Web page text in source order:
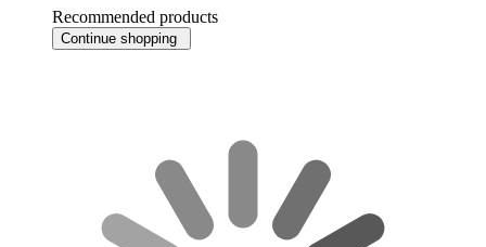
Recommended products
Continue shopping